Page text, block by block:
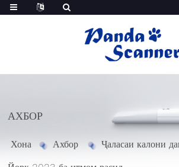
АХБОР
Хона Ахбор Ҷаласаи калони